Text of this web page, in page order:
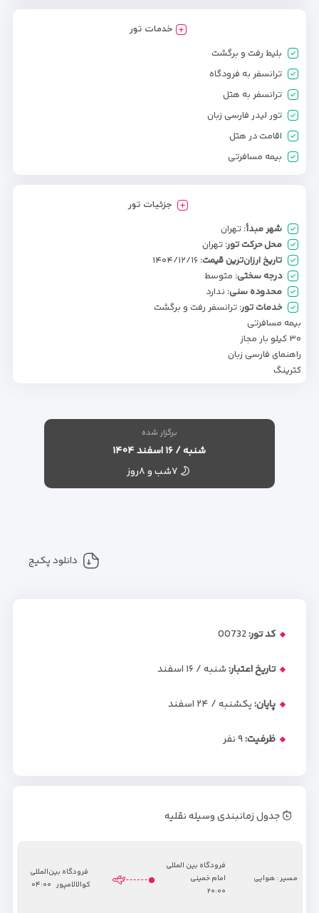
خدمات تور
بلیط رفت و برگشت
ترانسفر به فرودگاه
ترانسفر به هتل
تور لیدر فارسی زبان
اقامت در هتل
بیمه مسافرتی
جزئیات تور
شهر مبدأ: تهران
محل حرکت تور: تهران
تاریخ ارزان‌ترین قیمت: ۱۴۰۴/۱۲/۱۶
درجه سختی: متوسط
محدوده سنی: ندارد
خدمات تور: ترانسفر رفت و برگشت
بیمه مسافرتی
۳۰ کیلو بار مجاز
راهنمای فارسی زبان
کترینگ
برگزار شده
شنبه / ۱۶ اسفند ۱۴۰۴
۷شب و ۸روز
دانلود پکیج
کد تور:00732
تاریخ اعتبار:شنبه / ۱۶ اسفند
پایان:یکشنبه / ۲۴ اسفند
ظرفیت:۹نفر
جدول زمانبندی وسیله نقلیه
مسیر : هوایی
فرودگاه بین المللی
امام خمینی
۲۰:۰۰
فرودگاه بین‌المللی
کوالالامپور ۰۴:۰۰